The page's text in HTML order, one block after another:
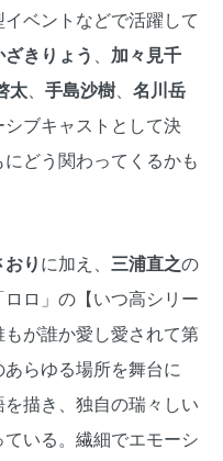
ベントなどで活躍して
ざきりょう 、 加々見千
太、 手島沙樹、 名川岳
シブキャストとして決
どう関わってくるかも
りに加え、 三浦直之の
ロ」の【いつ高シリー
が誰か愛し愛されて第
らゆる場所を舞台に
を描き、独自の瑞々しい
いる。繊細でエモーシ